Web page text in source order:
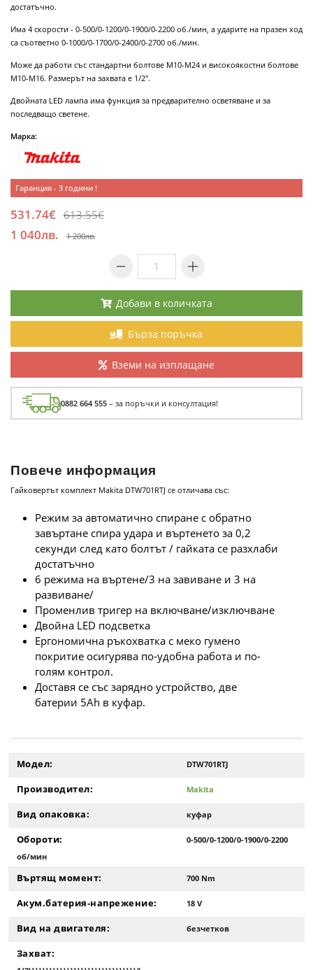
достатъчно.
Има 4 скорости - 0-500/0-1200/0-1900/0-2200 об./мин, а ударите на празен ход
са съответно 0-1000/0-1700/0-2400/0-2700 об./мин.
Може да работи със стандартни болтове М10-М24 и високоякостни болтове
М10-М16. Размерът на захвата е 1/2".
Двойната LED лампа има функция за предварително осветяване и за
последващо светене.
Марка:
Гаранция - 3 години !
531.74€ 613.55€
1 040лв. 1 200лв.
Добави в количката
Бърза поръчка
Вземи на изплащане
0882 664 555 – за поръчки и консултация!
Повече информация
Гайковертът комплект Makita DTW701RTJ се отличава със:
Режим за автоматично спиране с обратно
завъртане спира удара и въртенето за 0,2
секунди след като болтът / гайката се разхлаби
достатъчно
6 режима на въртене/3 на завиване и 3 на
развиване/
Променлив тригер на включване/изключване
Двойна LED подсветка
Ергономична ръкохватка с меко гумено
покритие осигурява по-удобна работа и по-
голям контрол.
Доставя се със зарядно устройство, две
батерии 5Ah в куфар.
Модел: DTW701RTJ
Производител: Makita
Вид опаковка: куфар
Обороти:
0-500/0-1200/0-1900/0-2200
об/мин
Въртящ момент: 700 Nm
Акум.батерия-напрежение: 18 V
Вид на двигателя: безчетков
Захват: